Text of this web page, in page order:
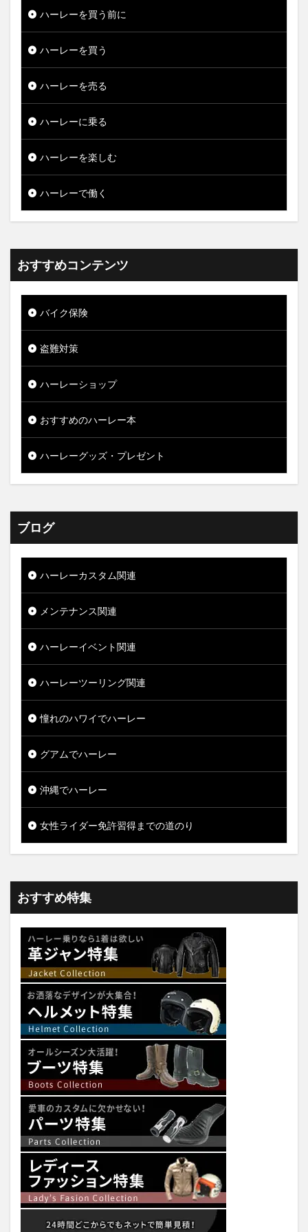
ハーレーを買う前に
ハーレーを買う
ハーレーを売る
ハーレーに乗る
ハーレーを楽しむ
ハーレーで働く
おすすめコンテンツ
バイク保険
盗難対策
ハーレーショップ
おすすめのハーレー本
ハーレーグッズ・プレゼント
ブログ
ハーレーカスタム関連
メンテナンス関連
ハーレーイベント関連
ハーレーツーリング関連
憧れのハワイでハーレー
グアムでハーレー
沖縄でハーレー
女性ライダー免許習得までの道のり
おすすめ特集